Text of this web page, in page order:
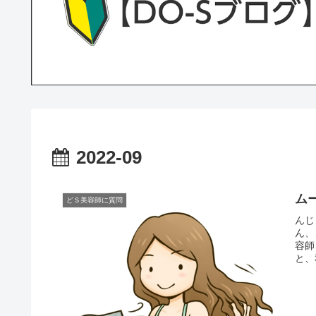
2022-09
どＳ美容師に質問 ム
ん
ん
容
と